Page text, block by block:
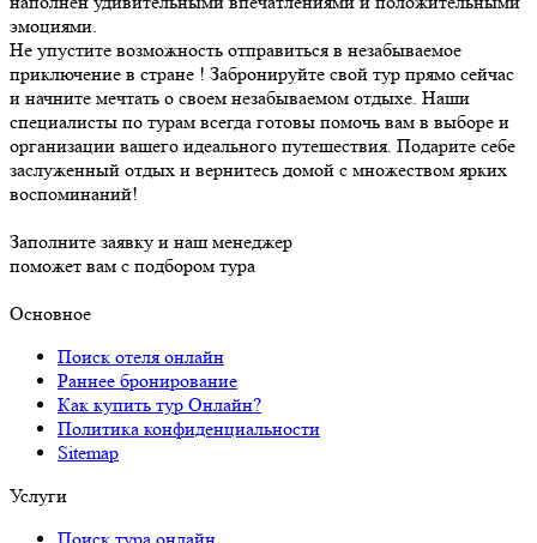
эмоциями.
Не упустите возможность отправиться в незабываемое
приключение в стране ! Забронируйте свой тур прямо сейчас
и начните мечтать о своем незабываемом отдыхе. Наши
специалисты по турам всегда готовы помочь вам в выборе и
организации вашего идеального путешествия. Подарите себе
заслуженный отдых и вернитесь домой с множеством ярких
воспоминаний!
Заполните заявку и наш менеджер
поможет вам с подбором тура
Основное
Поиск отеля онлайн
Раннее бронирование
Как купить тур Онлайн?
Политика конфиденциальности
Sitemap
Услуги